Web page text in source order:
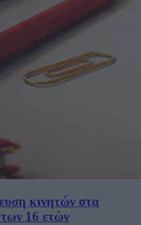
κινητών στα
16 ετών